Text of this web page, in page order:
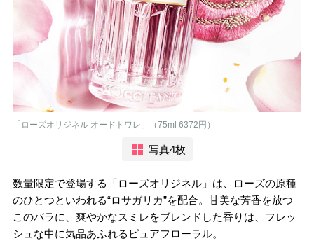
「ローズオリジネル オードトワレ」（75ml 6372円）
写真4枚
数量限定で登場する「ローズオリジネル」は、ローズの原種
のひとつといわれる“ロサガリカ”を配合。甘美な芳香を放つ
このバラに、爽やかなスミレをブレンドした香りは、フレッ
シュな中に気品あふれるピュアフローラル。